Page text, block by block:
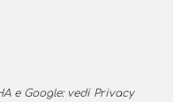
e Google: vedi Privacy